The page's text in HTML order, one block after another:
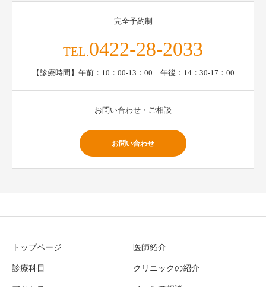
完全予約制
TEL.0422-28-2033
【診療時間】午前：10：00-13：00 午後：14：30-17：00
お問い合わせ・ご相談
お問い合わせ
トップページ 医師紹介
診療科目 クリニックの紹介